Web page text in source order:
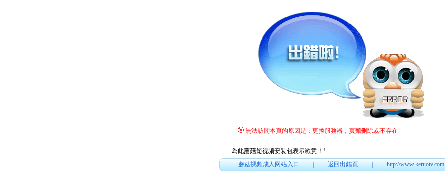
無法訪問本頁的原因是：更換服務器，頁麵刪除或不存在
為此蘑菇短视频安装包表示歉意！ !
蘑菇视频成人网站入口|返回出錯頁|http://www.keruotv.com